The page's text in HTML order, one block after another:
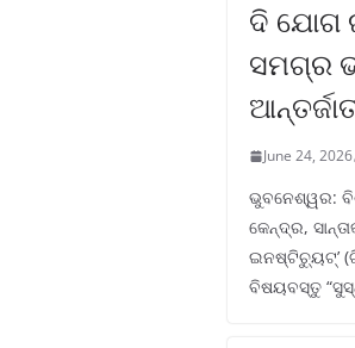
ଦି ଯୋଗ
ସମଗ୍ର
June 24, 2026
ଭୁବନେଶ୍ୱର:
କେନ୍ଦ୍ର,
ଇନଷ୍ଟିଚ୍ୟୁଟ୍‌’
ବିଷୟବସ୍ତୁ